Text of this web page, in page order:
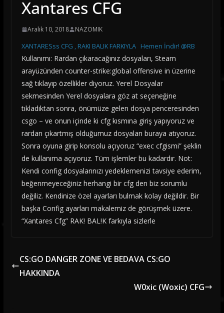
Xantares CFG
Aralık 10, 2018 NAZOMIK
XANTARESss CFG , RAKI BALIK FARKIYLA Hemen İndir! @RB
Kullanımı: Rardan çıkaracağınız dosyaları, Steam
arayüzünden counter-strike:global offensive in üzerine
sağ tıklayıp özellikler diyoruz. Yerel Dosyalar
sekmesinden Yerel dosyalara göz at seçeneğine
tıkladıktan sonra, önümüze gelen dosya penceresinden
csgo – ve onun içinde ki cfg kısmına giriş yapıyoruz ve
rardan çıkartmış olduğumuz dosyaları buraya atıyoruz.
Sonra oyuna girip konsolu açıyoruz “exec cfgismi” şeklin
de kullanıma açıyoruz. Tüm işlemler bu kadardır. Not:
Kendi config dosyalarınızı yedeklemenizi tavsiye ederim,
beğenmeyeceğiniz herhangi bir cfg den biz sorumlu
değiliz. Kendinize özel ayarları bulmak kolay değildir. Bir
başka Config ayarları makalemiz de görüşmek üzere.
“Xantares Cfg” RAK! BAL!K farkıyla sizlerle
CS:GO DANGER ZONE VE BEDAVA CS:GO
HAKKINDA
W0xic (Woxic) CFG